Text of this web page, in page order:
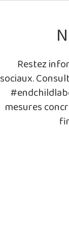
Restez
sociaux.
mesures